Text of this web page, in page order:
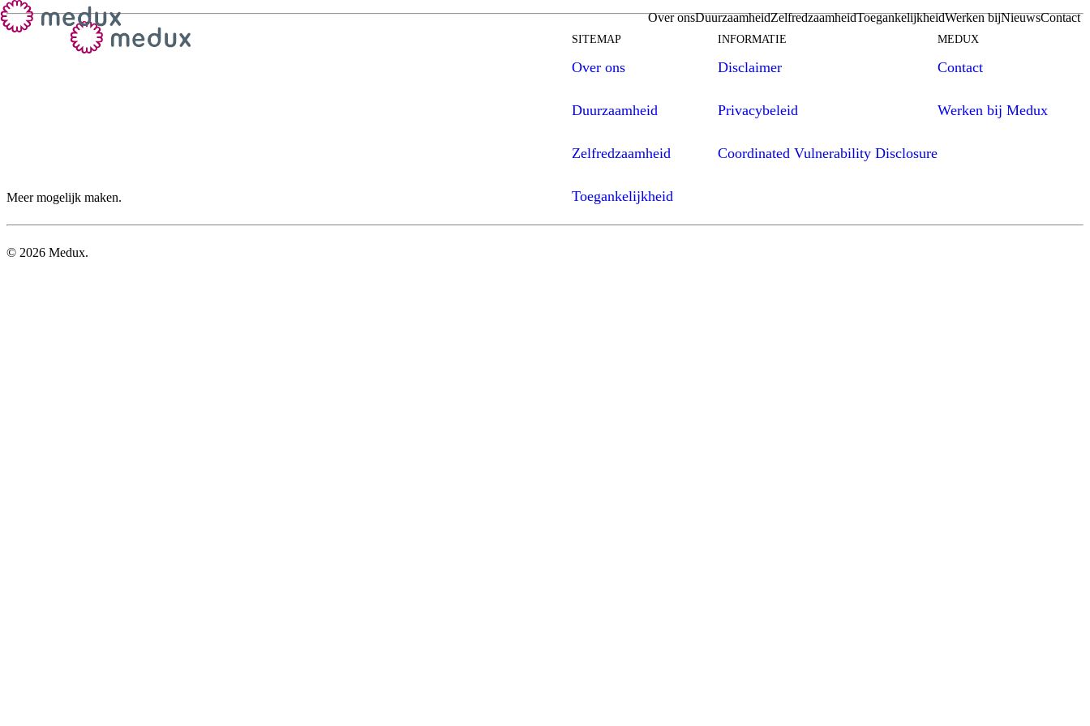
Over onsDuurzaamheidZelfredzaamheidToegankelijkheidWerken bijNieuwsContact
Meer mogelijk maken.
SITEMAP
Over ons
Duurzaamheid
Zelfredzaamheid
Toegankelijkheid
INFORMATIE
Disclaimer
Privacybeleid
Coordinated Vulnerability Disclosure
MEDUX
Contact
Werken bij Medux
© 2026 Medux.